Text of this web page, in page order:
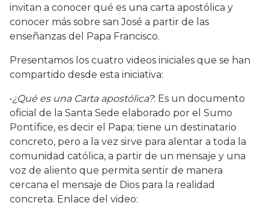
invitan a conocer qué es una carta apostólica y
conocer más sobre san José a partir de las
enseñanzas del Papa Francisco.
Presentamos los cuatro videos iniciales que se han
compartido desde esta iniciativa:
•¿Qué es una Carta apostólica?: Es un documento
oficial de la Santa Sede elaborado por el Sumo
Pontífice, es decir el Papa; tiene un destinatario
concreto, pero a la vez sirve para alentar a toda la
comunidad católica, a partir de un mensaje y una
voz de aliento que permita sentir de manera
cercana el mensaje de Dios para la realidad
concreta. Enlace del video: